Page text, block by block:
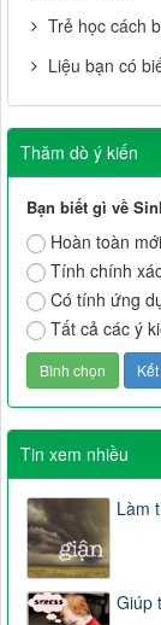
Trẻ học cách
Liệu bạn có
Thăm dò ý kiến
Bạn biết gì về
Hoàn toàn mới
Tính chính
Có tính ứng
Tất cả các ý
Tin xem nhiều
Làm
Giúp